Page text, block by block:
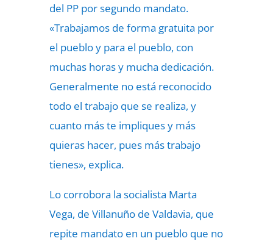
del PP por segundo mandato.
«Trabajamos de forma gratuita por
el pueblo y para el pueblo, con
muchas horas y mucha dedicación.
Generalmente no está reconocido
todo el trabajo que se realiza, y
cuanto más te impliques y más
quieras hacer, pues más trabajo
tienes», explica.
Lo corrobora la socialista Marta
Vega, de Villanuño de Valdavia, que
repite mandato en un pueblo que no